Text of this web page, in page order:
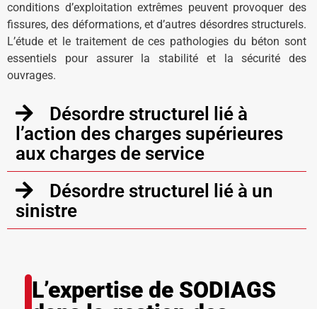
conditions d’exploitation extrêmes peuvent provoquer des
fissures, des déformations, et d’autres désordres structurels.
L’étude et le traitement de ces pathologies du béton sont
essentiels pour assurer la stabilité et la sécurité des
ouvrages.
Désordre structurel lié à
l’action des charges supérieures
aux charges de service
Désordre structurel lié à un
sinistre
L’expertise de SODIAGS